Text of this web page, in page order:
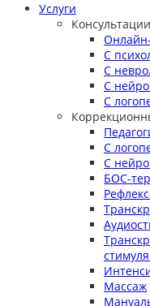
Услуги
Консультации
С
С
С
С
С
С
БОС-
Массаж